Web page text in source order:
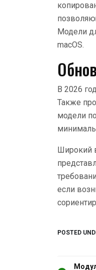
Модели
macOS.
В 2026
Также
модели
Широкий
если
POSTED